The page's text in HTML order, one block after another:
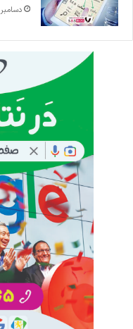
دسامبر 24, 2024